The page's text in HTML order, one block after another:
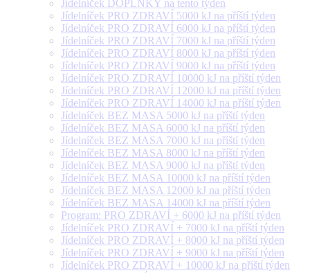
Jídelníček DOPLŇKY na tento týden
Jídelníček PRO ZDRAVÍ 5000 kJ na příští týden
Jídelníček PRO ZDRAVÍ 6000 kJ na příští týden
Jídelníček PRO ZDRAVÍ 7000 kJ na příští týden
Jídelníček PRO ZDRAVÍ 8000 kJ na příští týden
Jídelníček PRO ZDRAVÍ 9000 kJ na příští týden
Jídelníček PRO ZDRAVÍ 10000 kJ na příští týden
Jídelníček PRO ZDRAVÍ 12000 kJ na příští týden
Jídelníček PRO ZDRAVÍ 14000 kJ na příští týden
Jídelníček BEZ MASA 5000 kJ na příští týden
Jídelníček BEZ MASA 6000 kJ na příští týden
Jídelníček BEZ MASA 7000 kJ na příští týden
Jídelníček BEZ MASA 8000 kJ na příští týden
Jídelníček BEZ MASA 9000 kJ na příští týden
Jídelníček BEZ MASA 10000 kJ na příští týden
Jídelníček BEZ MASA 12000 kJ na příští týden
Jídelníček BEZ MASA 14000 kJ na příští týden
Program: PRO ZDRAVÍ + 6000 kJ na příští týden
Jídelníček PRO ZDRAVÍ + 7000 kJ na příští týden
Jídelníček PRO ZDRAVÍ + 8000 kJ na příští týden
Jídelníček PRO ZDRAVÍ + 9000 kJ na příští týden
Jídelníček PRO ZDRAVÍ + 10000 kJ na příští týden